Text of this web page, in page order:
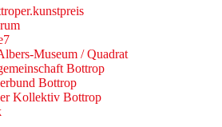
Museum / Quadrat
Bottrop
Bottrop
Kollektiv Bottrop